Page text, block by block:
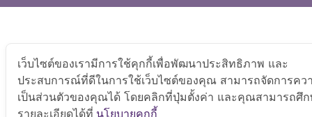
เว็บไซต์ของเรามีการใช้คุกกี้เพื่อพัฒนาประสิทธิภาพ และ
ประสบการณ์ที่ดีในการใช้เว็บไซต์ของคุณ สามารถจัดการคว
เป็นส่วนตัวของคุณได้ โดยคลิกที่ปุ่มตั้งค่า และคุณสามารถศึ
รายละเอียดได้ที่ นโยบายคุกกี้